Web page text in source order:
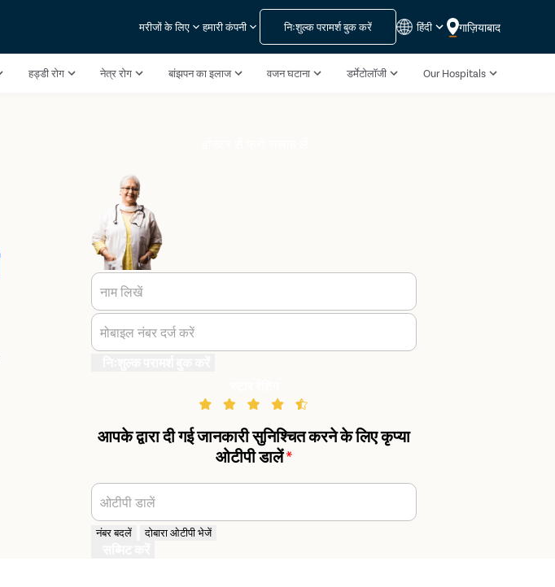
मरीजों के लिए हमारी कंपनी निःशुल्क परामर्श बुक करें हिंदी गाज़ियाबाद
हड्डी रोग नेत्र रोग बांझपन का इलाज वजन घटाना डर्मेटोलॉजी Our Hospitals
नाम लिखें
मोबाइल नंबर दर्ज करें
आपके द्वारा दी गई जानकारी सुनिश्चित करने के लिए कृप्या
ओटीपी डालें*
ओटीपी डालें
नंबर बदलें दोबारा ओटीपी भेजें